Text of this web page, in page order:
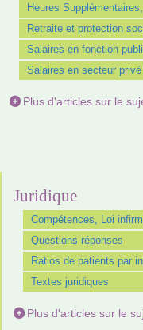
Heures
Retraite et protection
Salaires en fonction
Salaires en secteur
Plus d'articles sur le
Juridique
Compétences, Loi
Questions réponses
Ratios de patients par
Textes juridiques
Plus d'articles sur le